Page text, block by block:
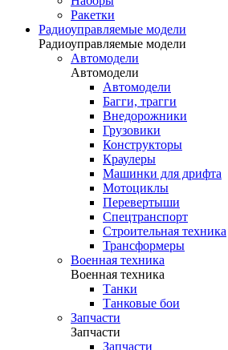
Ракетки
Радиоуправляемые модели
Радиоуправляемые модели
Автомодели
Автомодели
Автомодели
Багги, трагги
Внедорожники
Грузовики
Конструкторы
Краулеры
Машинки для дрифта
Мотоциклы
Перевертыши
Спецтранспорт
Строительная техника
Трансформеры
Военная техника
Военная техника
Танки
Танковые бои
Запчасти
Запчасти
Запчасти